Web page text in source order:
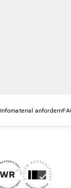
Infomaterial anfordern